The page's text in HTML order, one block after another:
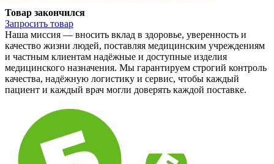
Товар закончился
Запросить товар
Наша миссия — вносить вклад в здоровье, уверенность и
качество жизни людей, поставляя медицинским учреждениям
и частным клиентам надёжные и доступные изделия
медицинского назначения. Мы гарантируем строгий контроль
качества, надёжную логистику и сервис, чтобы каждый
пациент и каждый врач могли доверять каждой поставке.